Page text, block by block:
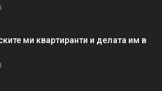
ми квартиранти и делата им в